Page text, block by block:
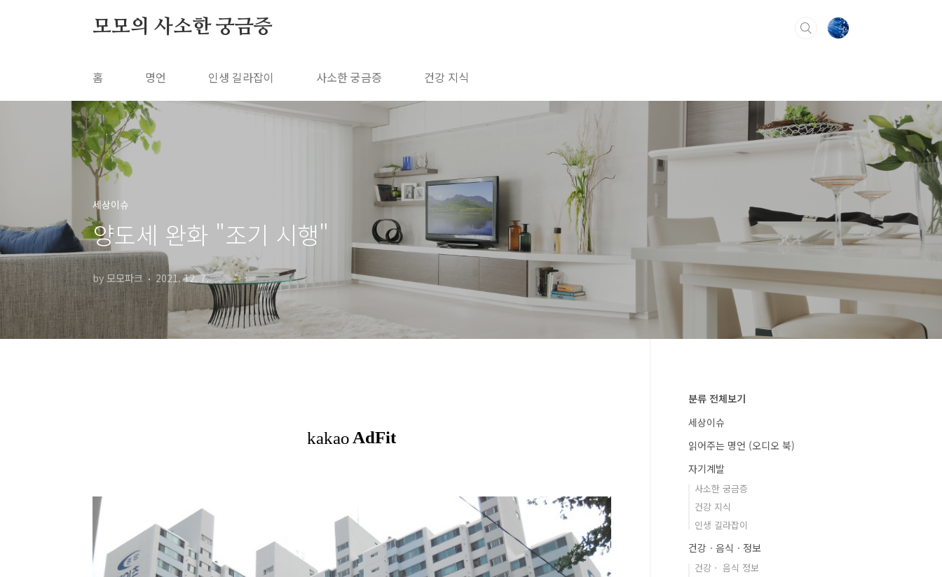
모모의 사소한 궁금증
홈 명언 인생 길라잡이 사소한 궁금증 건강 지식
세상이슈
양도세 완화 "조기 시행"
by 모모파크 2021. 12. 7.
분류 전체보기
세상이슈
읽어주는 명언 (오디오 북)
자기계발
사소한 궁금증
건강 지식
인생 길라잡이
건강ㆍ음식ㆍ정보
건강ㆍ 음식 정보